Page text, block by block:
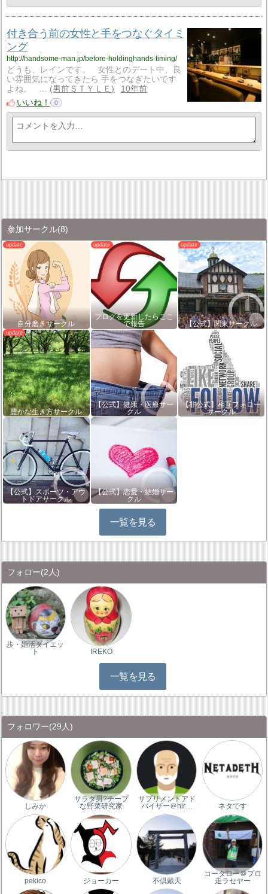
付き合う前の女性と手をつなぐタイミ
ング
http://handsome-man.jp/before-holdinghands-timing/
どうも、レインです。 女性とのデート中、良
い雰囲気になってきたら 手をつなぎたいです
よね。 …
男前ＳＴＹＬＥ
10年前
いいね！
0
参加サークル(8)
自分磨きサークル
ブログを更新したらここ
で報告
【公式】関東サークル
豊かな生き方サークル
【公式】健康・医療サー
クル
【非公式】相互フォロー
サークル
【公式】スポーツ・アウ
トドアサークル
【公式】恋愛・結婚サー
クル
一覧を見る
フォロー(2人)
歩・婚活ダイエッ
ト
IREKO
一覧を見る
フォロワー(29人)
しみか
サラダ男?チープ
な野菜研究家
サプリメントアド
バイザー＠hir…
ネタです
pekico ジョーカー 不倶戴天
コータロー＠プロ
走ラセヤー